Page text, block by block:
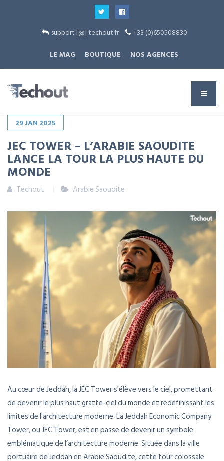
support [@] techout.fr
+33 (0)650508830
LE MAG
BOUTIQUE NOS AGENCES
29JAN 2025
JEC TOWER – L’ARABIE SAOUDITE
LANCE LA TOUR LA PLUS HAUTE DU
MONDE
Techout Arabie Saoudite
Au cœur de Jeddah, la JEC Tower s'élève vers le ciel, promettant
de devenir le plus haut gratte-ciel du monde et redéfinissant les
limites de l'architecture moderne. La Jeddah Economic Company
Tower, ou JEC Tower, est en passe de devenir un symbole
emblématique de l’architecture moderne. Située dans la ville
portuaire de Jeddah en Arabie Saoudite, cette tour colossale